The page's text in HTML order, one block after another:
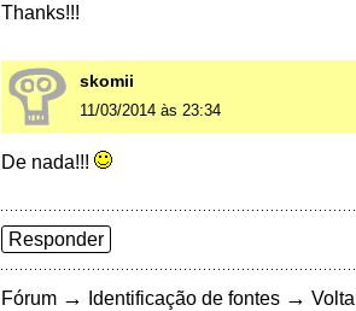
Thanks!!!
skomii
11/03/2014 às 23:34
De nada!!!
Responder
Fórum → Identificação de fontes →